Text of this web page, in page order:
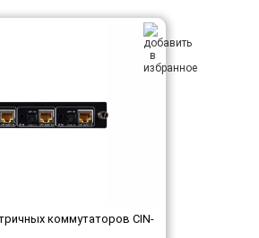
коммутаторов CIN-